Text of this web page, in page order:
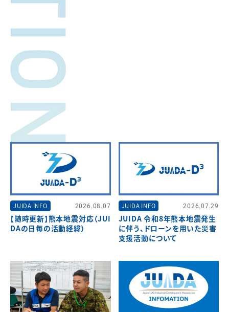
JUIDA INFO 2026.08.07
【随時更新】熊本地震対応（JUI
DAの日毎の活動経緯）
JUIDA INFO 2026.07.29
JUIDA 令和8年熊本地震発生
に伴う、ドローンを用いた災害
支援活動について